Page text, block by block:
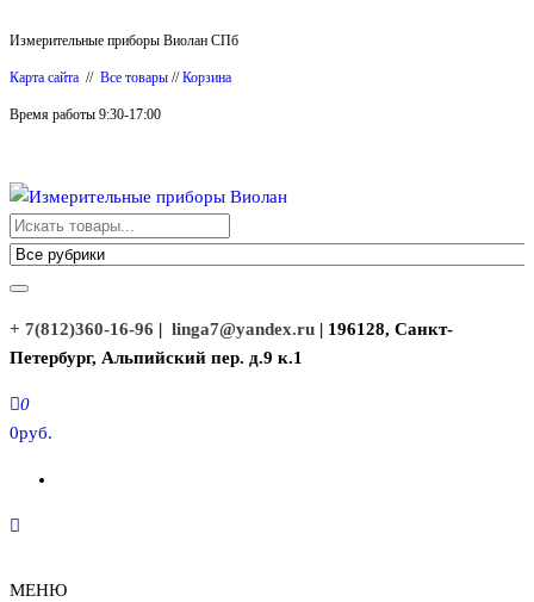
к
содержимому
Измерительные приборы Виолан СПб
Карта сайта // Все товары //Корзина
Время работы 9:30-17:00
Измерительные приборы Виолан
+ 7(812)360-16-96 | linga7@yandex.ru | 196128, Санкт-
Петербург, Альпийский пер. д.9 к.1
0
0руб.
МЕНЮ